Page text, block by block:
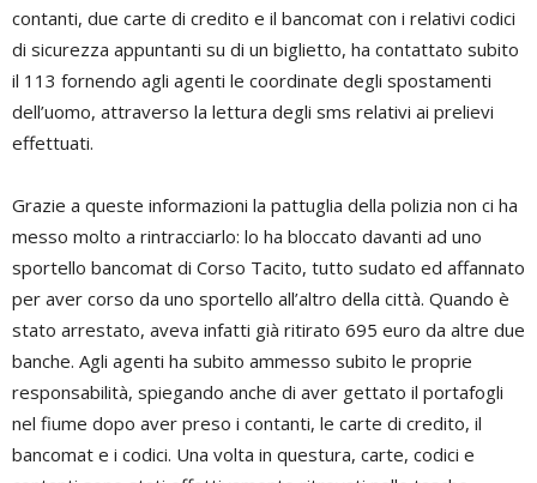
contanti, due carte di credito e il bancomat con i relativi codici
di sicurezza appuntanti su di un biglietto, ha contattato subito
il 113 fornendo agli agenti le coordinate degli spostamenti
dell’uomo, attraverso la lettura degli sms relativi ai prelievi
effettuati.
Grazie a queste informazioni la pattuglia della polizia non ci ha
messo molto a rintracciarlo: lo ha bloccato davanti ad uno
sportello bancomat di Corso Tacito, tutto sudato ed affannato
per aver corso da uno sportello all’altro della città. Quando è
stato arrestato, aveva infatti già ritirato 695 euro da altre due
banche. Agli agenti ha subito ammesso subito le proprie
responsabilità, spiegando anche di aver gettato il portafogli
nel fiume dopo aver preso i contanti, le carte di credito, il
bancomat e i codici. Una volta in questura, carte, codici e